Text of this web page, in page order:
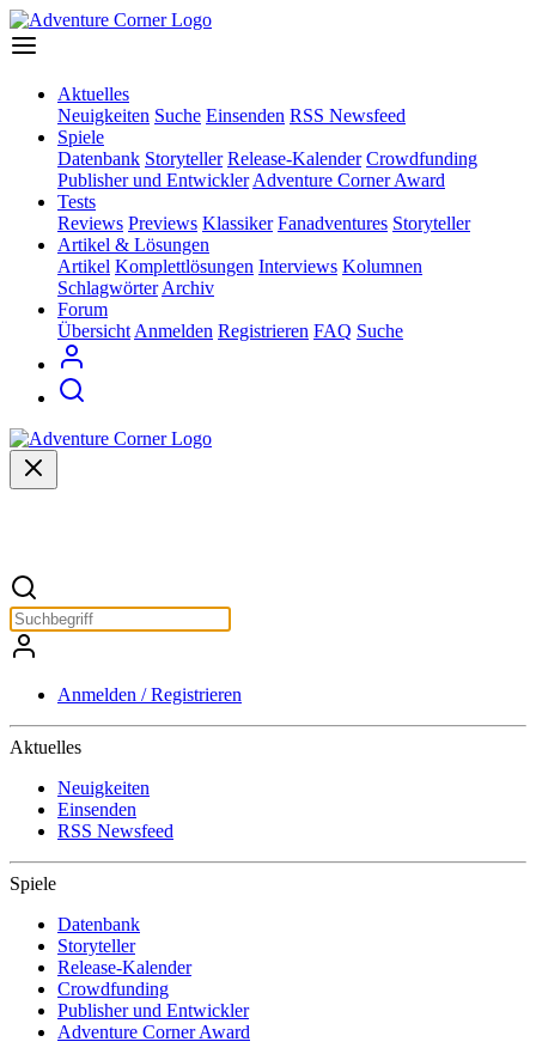
Aktuelles
Neuigkeiten Suche Einsenden RSS Newsfeed
Spiele
Datenbank Storyteller Release-Kalender Crowdfunding
Publisher und Entwickler Adventure Corner Award
Tests
Reviews Previews Klassiker Fanadventures Storyteller
Artikel & Lösungen
Artikel Komplettlösungen Interviews Kolumnen
Schlagwörter Archiv
Forum
Übersicht Anmelden Registrieren FAQ Suche
Anmelden / Registrieren
Aktuelles
Neuigkeiten
Einsenden
RSS Newsfeed
Spiele
Datenbank
Storyteller
Release-Kalender
Crowdfunding
Publisher und Entwickler
Adventure Corner Award